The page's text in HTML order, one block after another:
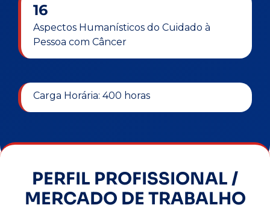
16
Aspectos Humanísticos do Cuidado à
Pessoa com Câncer
Carga Horária: 400 horas
PERFIL PROFISSIONAL /
MERCADO DE TRABALHO